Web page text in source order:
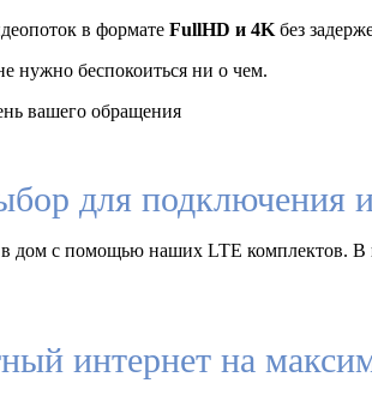
в формате FullHD и 4K без
нужно беспокоиться ни о чем.
вашего обращения
для подключения
с помощью наших LTE комплектов.
интернет на